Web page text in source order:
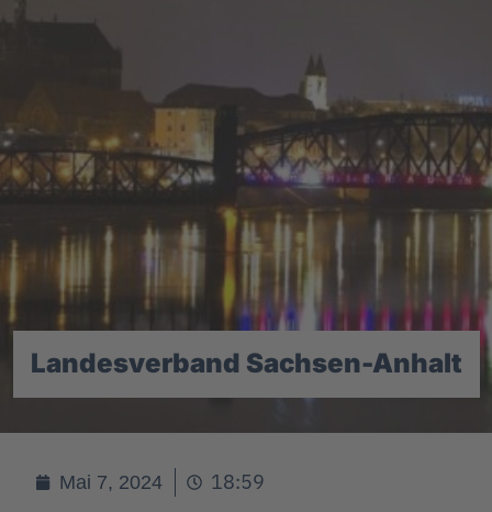
Landesverband Sachsen-Anhalt
Mai 7, 2024 18:59